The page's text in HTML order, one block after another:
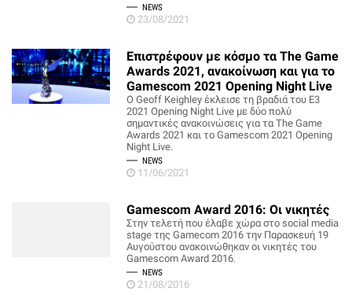
NEWS
23/08/2021
Επιστρέφουν με κόσμο τα The Game
Awards 2021, ανακοίνωση και για το
Gamescom 2021 Opening Night Live
Ο Geoff Keighley έκλεισε τη βραδιά του E3
2021 Opening Night Live με δύο πολύ
σημαντικές ανακοινώσεις για τα The Game
Awards 2021 και το Gamescom 2021 Opening
Night Live.
NEWS
11/06/2021
Gamescom Award 2016: Οι νικητές
Στην τελετή που έλαβε χώρα στο social media
stage της Gamecom 2016 την Παρασκευή 19
Αυγούστου ανακοινώθηκαν οι νικητές του
Gamescom Award 2016.
NEWS
21/08/2016